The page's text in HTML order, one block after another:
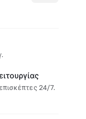
24/7.